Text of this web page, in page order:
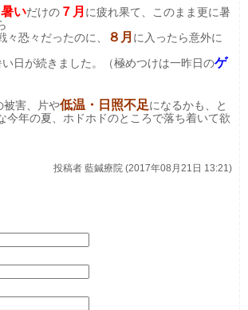
暑いだけの ７月 に疲れ果て、このまま更に暑
々恐々だったのに、
８月 に入ったら意外に
日が続きました。（極めつけは一昨日のゲ
被害、片や低温・日照不足になるかも、と
今年の夏、ホドホドのところで落ち着いて欲
投稿者 藍鍼療院 (2017年08月21日 13:21)